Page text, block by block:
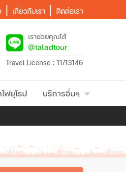
เกี่ยวกับเรา ติดต่อเรา
เราช่วยคุณได้
@taladtour
Travel License : 11/13146
ฟยุโรป บริการอื่นๆ